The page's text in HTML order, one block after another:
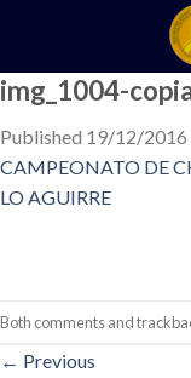
content
img_1004-
Published 19/12/2016
CAMPEONATO DE
LO AGUIRRE
Both comments and
← Previous